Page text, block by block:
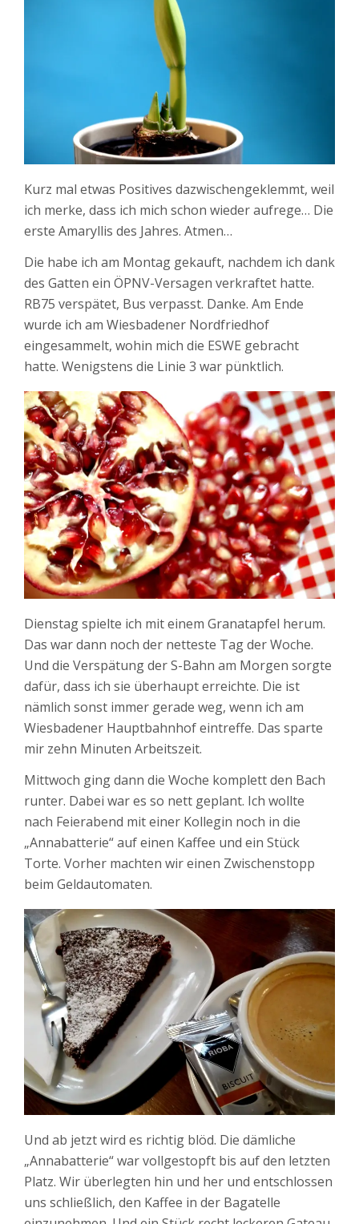
Kurz mal etwas Positives dazwischengeklemmt, weil
ich merke, dass ich mich schon wieder aufrege… Die
erste Amaryllis des Jahres. Atmen…
Die habe ich am Montag gekauft, nachdem ich dank
des Gatten ein ÖPNV-Versagen verkraftet hatte.
RB75 verspätet, Bus verpasst. Danke. Am Ende
wurde ich am Wiesbadener Nordfriedhof
eingesammelt, wohin mich die ESWE gebracht
hatte. Wenigstens die Linie 3 war pünktlich.
Dienstag spielte ich mit einem Granatapfel herum.
Das war dann noch der netteste Tag der Woche.
Und die Verspätung der S-Bahn am Morgen sorgte
dafür, dass ich sie überhaupt erreichte. Die ist
nämlich sonst immer gerade weg, wenn ich am
Wiesbadener Hauptbahnhof eintreffe. Das sparte
mir zehn Minuten Arbeitszeit.
Mittwoch ging dann die Woche komplett den Bach
runter. Dabei war es so nett geplant. Ich wollte
nach Feierabend mit einer Kollegin noch in die
„Annabatterie“ auf einen Kaffee und ein Stück
Torte. Vorher machten wir einen Zwischenstopp
beim Geldautomaten.
Und ab jetzt wird es richtig blöd. Die dämliche
„Annabatterie“ war vollgestopft bis auf den letzten
Platz. Wir überlegten hin und her und entschlossen
uns schließlich, den Kaffee in der Bagatelle